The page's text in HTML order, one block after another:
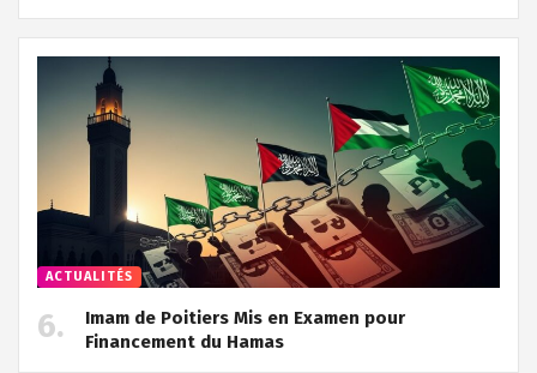
ACTUALITÉS
Imam de Poitiers Mis en Examen pour
Financement du Hamas